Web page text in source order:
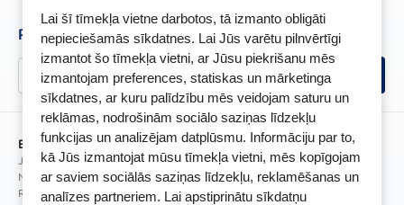
Lai šī tīmekļa vietne darbotos, tā izmanto obligāti
nepieciešamās sīkdatnes. Lai Jūs varētu pilnvērtīgi
izmantot šo tīmekļa vietni, ar Jūsu piekrišanu mēs
izmantojam preferences, statiskas un mārketinga
sīkdatnes, ar kuru palīdzību mēs veidojam saturu un
reklāmas, nodrošinām sociālo saziņas līdzekļu
funkcijas un analizējam datplūsmu. Informāciju par to,
kā Jūs izmantojat mūsu tīmekļa vietni, mēs kopīgojam
ar saviem sociālās saziņas līdzekļu, reklamēšanas un
analīzes partneriem. Lai apstiprinātu sīkdatņu
Privātuma politika
Sīkfailu politika
Videonovērošanas politika
Senioru priekšrocības
Īpašās priekšrocības
BENU lietotne
BENU lojalitātes programmas noteikumi
Piesakies un esi pirmais, kas uzzina BENU jaunumus!
BENU Aptieka Latvija, SIA
Juridiskā adrese / Faktiskā adrese:
Noliktavu iela 5, Dreiliņi, Stopiņu novads, LV-2130
Reģistrācijas Nr.: 40003252167